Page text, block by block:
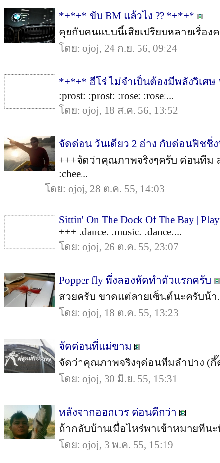
*+*+* ขับ BM แล้วไง ?? *+*+*
คุยกับคนแบบนี้เสียเปรียบหลายเรื่อ
โดย: ojoj, 24 ก.ย. 56, 09:24
*+*+* ฮีโร่ ไม่จำเป็นต้องมีพลังวิเศ
:prost: :prost: :rose: :rose:...
โดย: ojoj, 18 ส.ค. 56, 13:52
จัดด่อน วันเดียว 2 อ่าง กับด่อนฟิชชิ่
+++จัดว่าคุณภาพจริงๆครับ ด่อนทีม ล
:chee...
โดย: ojoj, 28 ต.ค. 55, 14:03
Sittin' On The Dock Of The Bay |
+++ :dance: :music: :dance:...
โดย: ojoj, 26 ต.ค. 55, 23:07
Popper fly พึ่งลองหัดทำตัวแรกครับ
สวยครับ ขาดแต่ลายเซ็นต์นะครับน้า
โดย: ojoj, 18 ต.ค. 55, 13:23
จัดด่อนที่แม่ขาม
จัดว่าคุณภาพจริงๆด่อนทีมลำปาง (กึ๊ดเ
โดย: ojoj, 30 มิ.ย. 55, 15:31
หลังจากออกเวร ด่อนดีกว่า
ถ้ากลับบ้านเมื่อไหร่พาเข้าหมายทีนะพี่
โดย: ojoj, 3 พ.ค. 55, 15:19